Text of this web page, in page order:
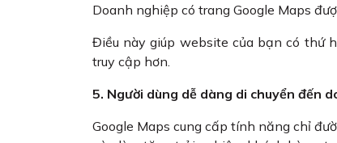
Doanh nghiệp có trang Google Maps
Điều này giúp website của bạn có thứ
truy cập hơn.
5. Người dùng dễ dàng di chuyển đến
Google Maps cung cấp tính năng chỉ